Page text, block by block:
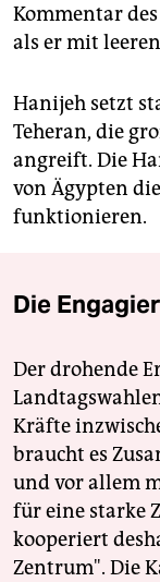
Kommentar
als er mit
Hanijeh setzt
Teheran, die
angreift. Die
von Ägypten
funktionieren.
Die
Der drohende
Kräfte
braucht es
und vor allem
für eine starke
kooperiert
Zentrum". Die